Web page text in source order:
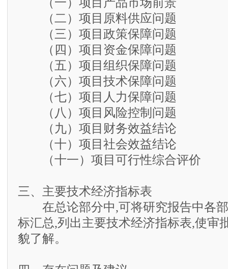
（二）项目原料供应问题
（三）项目政策保障问题
（四）项目资金保障问题
（五）项目组织保障问题
（六）项目技术保障问题
（七）项目人力保障问题
（八）项目风险控制问题
（九）项目财务效益结论
（十）项目社会效益结论
（十一）项目可行性综合评价
三、主要技术经济指标表
在总论部分中,可将研究报告中各部
标汇总,列出主要技术经济指标表,使审
貌了解。